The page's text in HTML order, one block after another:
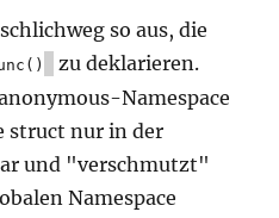
so aus, die
zu deklarieren.
Namespace
struct nur in der
und "verschmutzt"
Namespace